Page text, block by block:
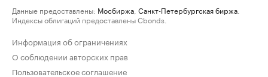
Данные предоставлены: Мосбиржа Санкт-Петербургская биржа
Индексы облигаций предоставлены Cbonds.
Информация об ограничениях
О соблюдении авторских прав
Пользовательское соглашение